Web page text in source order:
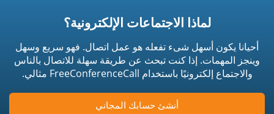
لماذا الاجتماعات الإلكترونية؟
أحيانا يكون أسهل شىء تفعله هو عمل اتصال. فهو سريع وسهل
وينجز المهمات. إذا كنت تبحث عن طريقة سهلة للاتصال بالناس
والاجتماع إلكترونيًا باستخدام FreeConferenceCall مثالي.
أنشئ حسابك المجاني